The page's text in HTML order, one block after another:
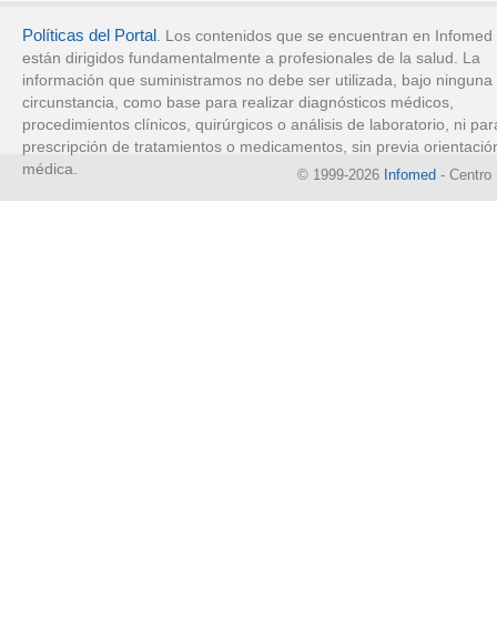
Políticas del Portal. Los contenidos que se encuentran en Infomed
están dirigidos fundamentalmente a profesionales de la salud. La
información que suministramos no debe ser utilizada, bajo ninguna
circunstancia, como base para realizar diagnósticos médicos,
procedimientos clínicos, quirúrgicos o análisis de laboratorio, ni
prescripción de tratamientos o medicamentos, sin previa
médica.
© 1999-2026 Infomed - Centro